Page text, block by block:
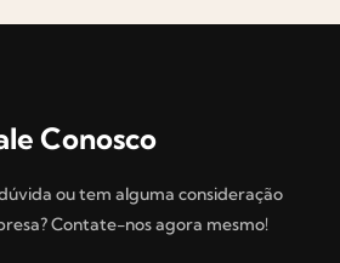
Conosco
ou tem alguma consideração
Contate-nos agora mesmo!